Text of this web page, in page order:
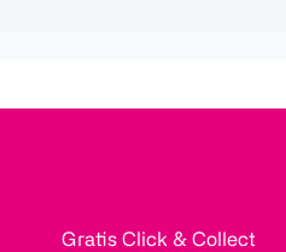
Gratis Click & Collect